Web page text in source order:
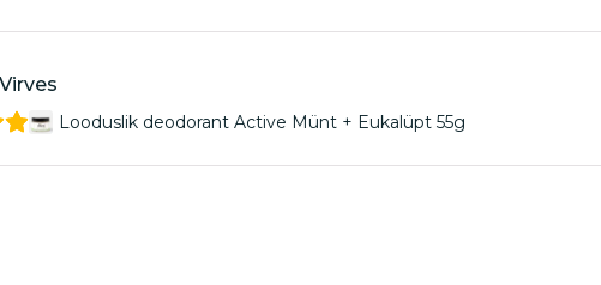
Looduslik deodorant Active Münt + Eukalüpt 55g